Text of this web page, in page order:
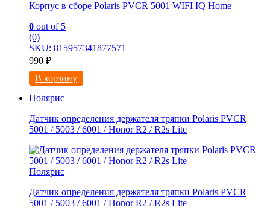
Корпус в сборе Polaris PVCR 5001 WIFI IQ Home
0 out of 5
(0)
SKU: 815957341877571
990 ₽
В корзину
Полярис
Датчик определения держателя тряпки Polaris PVCR
5001 / 5003 / 6001 / Honor R2 / R2s Lite
Полярис
Датчик определения держателя тряпки Polaris PVCR
5001 / 5003 / 6001 / Honor R2 / R2s Lite